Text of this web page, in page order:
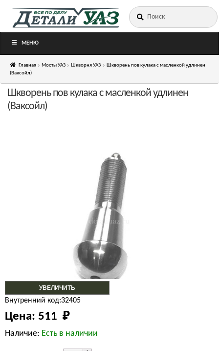
Перейти
Перейти
Искать:
МЕНЮ
Главная Мосты УАЗ Шкворня УАЗ
Шкворень пов кулака с масленкой удлинен
(Ваксойл)
УВЕЛИЧИТЬ
Шкворень пов кулака с масленкой удлинен
(Ваксойл)
Внутренний код:32405
Цена: 511 ₽
Наличие: Есть в наличии